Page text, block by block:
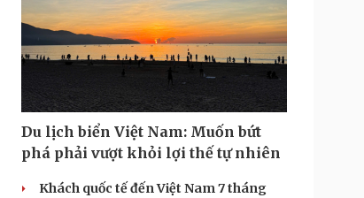
Du lịch biển Việt Nam: Muốn bứt
phá phải vượt khỏi lợi thế tự nhiên
Khách quốc tế đến Việt Nam 7 tháng